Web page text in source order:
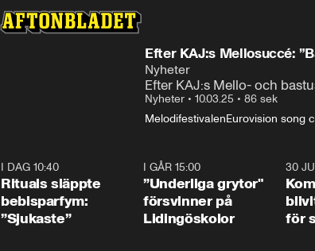
Efter KAJ:s Mellosuccé:
Nyheter
Efter KAJ:s Mello- och
Nyheter • 10.03.25 • 86 sek
MelodifestivalenEurovision song
I DAG 10:40
Rituals släppte
bebisparfym:
”Sjukaste”
1:07
I GÅR 15:00
”Underliga grytor"
försvinner på
Lidingöskolor
30
för